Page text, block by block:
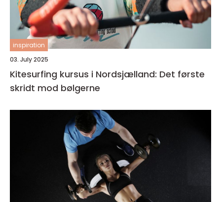
inspiration
03. July 2025
Kitesurfing kursus i Nordsjælland: Det første
skridt mod bølgerne